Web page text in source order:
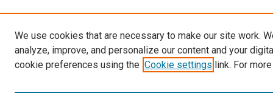
We use cookies that are necessary to make our site work.
analyze, improve, and personalize our content and your
cookie preferences using the Cookie settings link. For